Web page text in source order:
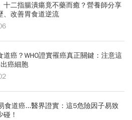
十二指腸潰瘍竟不藥而癒？營養師分享
、改善胃食道逆流
道癌？WHO證實罹癌真正關鍵：注意這
癌細胞
食道癌...醫界證實：這5危險因子易致
！